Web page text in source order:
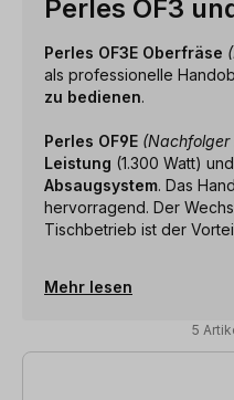
Perles OF3
Perles OF3E Oberfräse
als professionelle
zu bedienen.
Perles OF9E (Nachfolger
Leistung (1.300 Watt)
Absaugsystem. Das
hervorragend. Der
Tischbetrieb ist der
Mehr lesen
5
5 Artikel gefunden